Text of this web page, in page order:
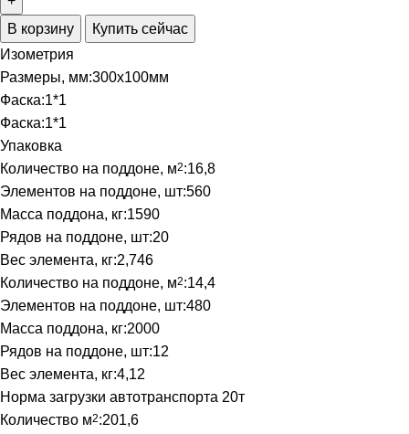
В корзину
Купить сейчас
Изометрия
Размеры, мм:300х100мм
Фаска:1*1
Фаска:1*1
Упаковка
Количество на поддоне, м2:16,8
Элементов на поддоне, шт:560
Масса поддона, кг:1590
Рядов на поддоне, шт:20
Вес элемента, кг:2,746
Количество на поддоне, м2:14,4
Элементов на поддоне, шт:480
Масса поддона, кг:2000
Рядов на поддоне, шт:12
Вес элемента, кг:4,12
Норма загрузки автотранспорта 20т
Количество м2:201,6